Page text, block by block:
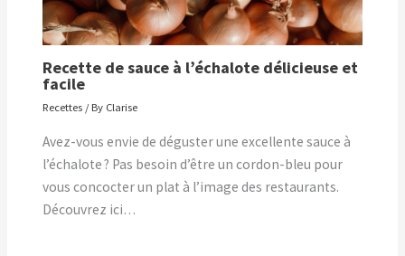
Recette de sauce à l’échalote délicieuse et
facile
Recettes / By Clarise
Avez-vous envie de déguster une excellente sauce à
l’échalote ? Pas besoin d’être un cordon-bleu pour
vous concocter un plat à l’image des restaurants.
Découvrez ici…